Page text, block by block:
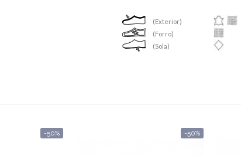
(Exterior)
(Forro)
(Sola)
-50% -50%